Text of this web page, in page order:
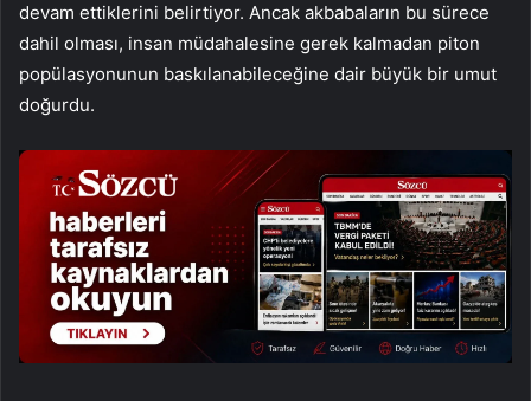
devam ettiklerini belirtiyor. Ancak akbabaların bu sürece
dahil olması, insan müdahalesine gerek kalmadan piton
popülasyonunun baskılanabileceğine dair büyük bir umut
doğurdu.